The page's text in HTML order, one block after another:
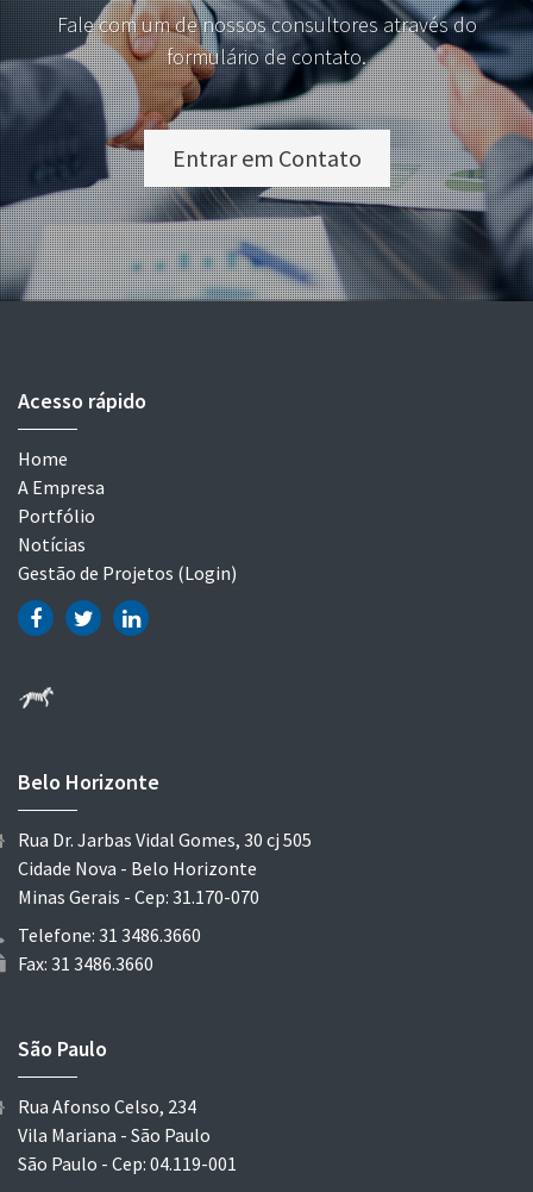
Fale com um de nossos consultores através do
formulário de contato.
Entrar em Contato
Acesso rápido
Home
A Empresa
Portfólio
Notícias
Gestão de Projetos (Login)
Belo Horizonte
Rua Dr. Jarbas Vidal Gomes, 30 cj 505
Cidade Nova - Belo Horizonte
Minas Gerais - Cep: 31.170-070
Telefone: 31 3486.3660
Fax: 31 3486.3660
São Paulo
Rua Afonso Celso, 234
Vila Mariana - São Paulo
São Paulo - Cep: 04.119-001